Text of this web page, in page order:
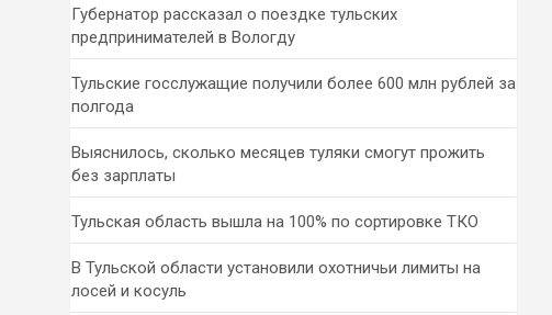
Губернатор рассказал о поездке тульских
предпринимателей в Вологду
Тульские госслужащие получили более 600 млн рублей за
полгода
Выяснилось, сколько месяцев туляки смогут прожить
без зарплаты
Тульская область вышла на 100% по сортировке ТКО
В Тульской области установили охотничьи лимиты на
лосей и косуль